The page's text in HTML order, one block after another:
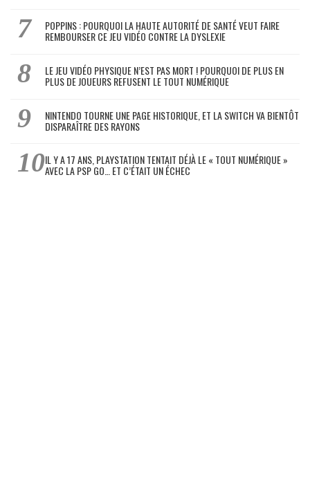
POPPINS : POURQUOI LA HAUTE AUTORITÉ DE SANTÉ VEUT FAIRE
REMBOURSER CE JEU VIDÉO CONTRE LA DYSLEXIE
LE JEU VIDÉO PHYSIQUE N’EST PAS MORT ! POURQUOI DE PLUS EN
PLUS DE JOUEURS REFUSENT LE TOUT NUMÉRIQUE
NINTENDO TOURNE UNE PAGE HISTORIQUE, ET LA SWITCH VA BIENTÔT
DISPARAÎTRE DES RAYONS
IL Y A 17 ANS, PLAYSTATION TENTAIT DÉJÀ LE « TOUT NUMÉRIQUE »
AVEC LA PSP GO… ET C’ÉTAIT UN ÉCHEC